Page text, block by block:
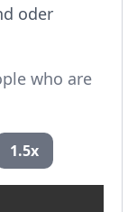
oder
who are
1.5x